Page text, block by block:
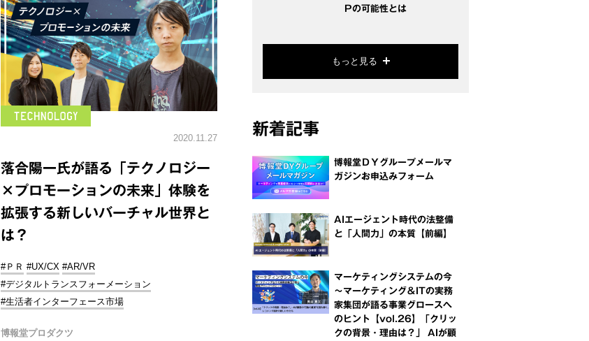
2020.11.27
落合陽一氏が語る「テクノロジー
×プロモーションの未来」体験を
拡張する新しいバーチャル世界と
は？
#ＰＲ #UX/CX #AR/VR
#デジタルトランスフォーメーション
#生活者インターフェース市場
博報堂プロダクツ
Pの可能性とは
もっと見る
新着記事
博報堂ＤＹグループメールマ
ガジンお申込みフォーム
AIエージェント時代の法整備
と「人間力」の本質【前編】
マーケティングシステムの今
～マーケティング＆ITの実務
家集団が語る事業グロースへ
のヒント【vol.26】「クリッ
クの背景・理由は？」 AIが顧